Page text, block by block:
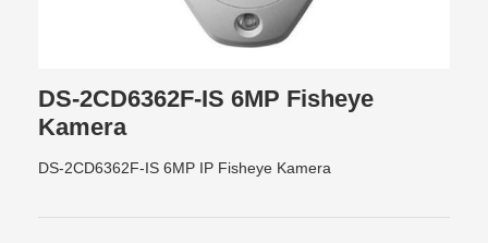
DS-2CD6362F-IS 6MP Fisheye
Kamera
DS-2CD6362F-IS 6MP IP Fisheye Kamera